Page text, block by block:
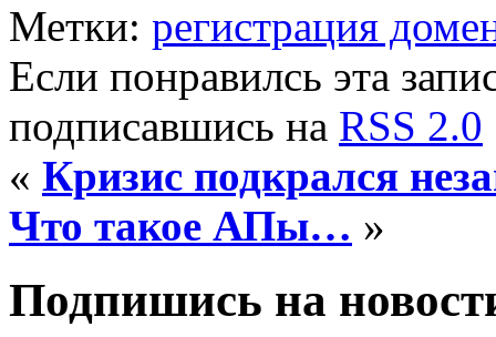
Метки: регистрация
Если понравилсь эта
подписавшись на RSS 2.0
« Кризис подкрался
Что такое АПы… »
Подпишись на